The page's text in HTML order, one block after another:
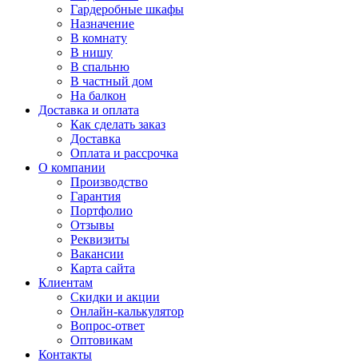
Гардеробные шкафы
Назначение
В комнату
В нишу
В спальню
В частный дом
На балкон
Доставка и оплата
Как сделать заказ
Доставка
Оплата и рассрочка
О компании
Производство
Гарантия
Портфолио
Отзывы
Реквизиты
Вакансии
Карта сайта
Клиентам
Скидки и акции
Онлайн-калькулятор
Вопрос-ответ
Оптовикам
Контакты